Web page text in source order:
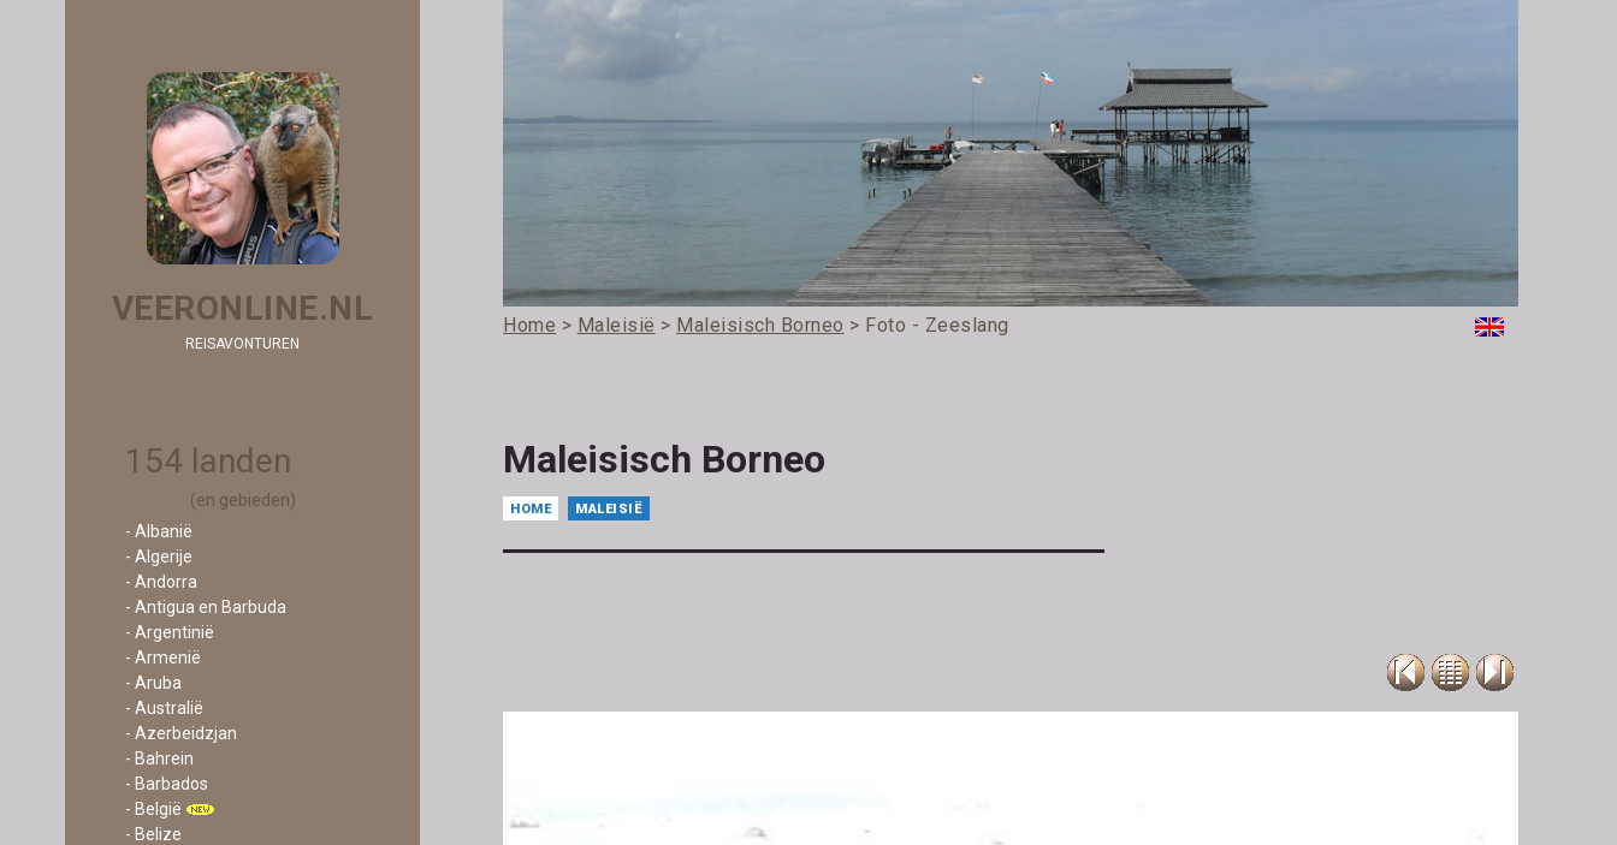
VEERONLINE.NL
REISAVONTUREN
154 landen
(en gebieden)
- Albanië
- Algerije
- Andorra
- Antigua en Barbuda
- Argentinië
- Armenië
- Aruba
- Australië
- Azerbeidzjan
- Bahrein
- Barbados
- België
- Belize
Home > Maleisië > Maleisisch Borneo > Foto - Zeeslang
Maleisisch Borneo
HOME MALEISIË